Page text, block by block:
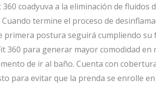
coadyuva a la eliminación de fluidos
termine el proceso de
primera postura seguirá cumpliendo
360 para generar mayor comodidad
de ir al baño. Cuenta con
para evitar que la prenda se enrolle